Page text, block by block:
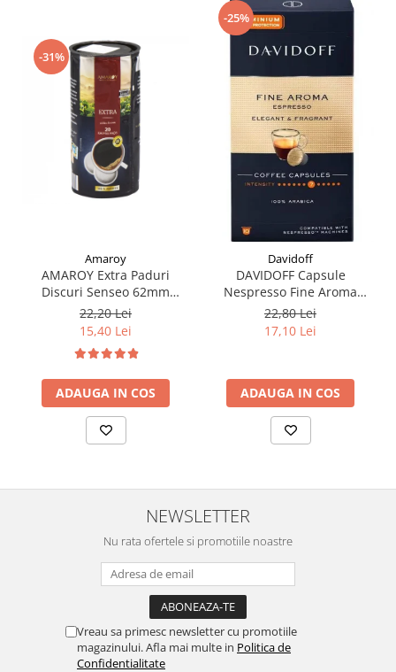
-31%
Amaroy
AMAROY Extra Paduri
Discuri Senseo 62mm
Monodoze 20buc 140g
22,20 Lei
15,40 Lei
ADAUGA IN COS
-25%
Davidoff
DAVIDOFF Capsule
Nespresso Fine Aroma
Espresso Elegant & Fragrant
10x5.5g
22,80 Lei
17,10 Lei
ADAUGA IN COS
NEWSLETTER
Nu rata ofertele si promotiile noastre
Vreau sa primesc newsletter cu promotiile
magazinului. Afla mai multe in Politica de
Confidentialitate